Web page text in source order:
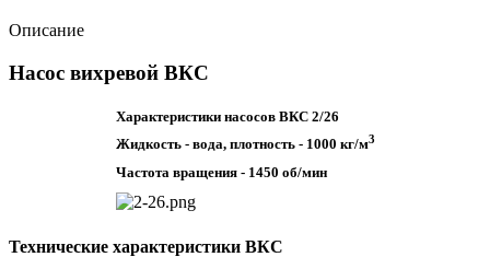
Описание
Насос вихревой ВКС
Характеристики насосов ВКС 2/26
Жидкость - вода, плотность - 1000 кг/м3
Частота вращения - 1450 об/мин
Технические характеристики ВКС